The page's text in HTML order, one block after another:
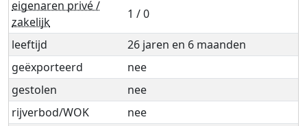
eigenaren privé /
zakelijk
1 / 0
leeftijd
26 jaren en 6 maanden
geëxporteerd
nee
gestolen
nee
rijverbod/WOK
nee